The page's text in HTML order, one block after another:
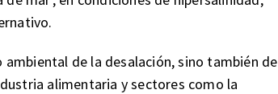
de la desalación, sino también de
alimentaria y sectores como la